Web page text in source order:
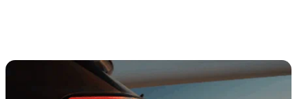
Электро-Cayenne посоревновался с самым
большим в мире самолётом